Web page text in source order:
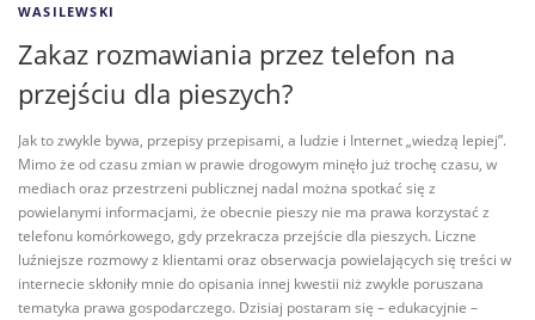
WASILEWSKI
Zakaz rozmawiania przez telefon na
przejściu dla pieszych?
Jak to zwykle bywa, przepisy przepisami, a ludzie i Internet „wiedzą lepiej”.
Mimo że od czasu zmian w prawie drogowym minęło już trochę czasu, w
mediach oraz przestrzeni publicznej nadal można spotkać się z
powielanymi informacjami, że obecnie pieszy nie ma prawa korzystać z
telefonu komórkowego, gdy przekracza przejście dla pieszych. Liczne
luźniejsze rozmowy z klientami oraz obserwacja powielających się treści w
internecie skłoniły mnie do opisania innej kwestii niż zwykle poruszana
tematyka prawa gospodarczego. Dzisiaj postaram się – edukacyjnie –